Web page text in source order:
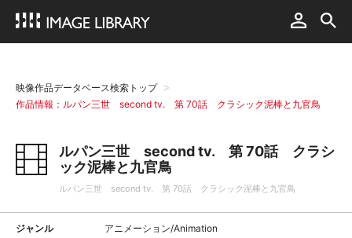
映像作品データベース検索トップ
作品情報：ルパン三世 second tv. 第 70話 クラシック泥棒と九官鳥
ルパン三世 second tv. 第 70話 クラシ
ック泥棒と九官鳥
ルパン三世 second tv. 第 70話 クラシック泥棒と九官鳥
ジャンル アニメーション/Animation